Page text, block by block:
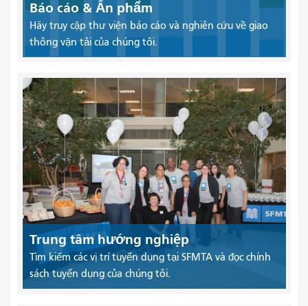
Báo cáo & Ấn phẩm
Hãy truy cập thư viện báo cáo và nghiên cứu về giao
thông vận tải của chúng tôi.
Trung tâm hướng nghiệp
Tìm kiếm các vị trí tuyển dụng tại SFMTA và đọc chính
sách tuyển dụng của chúng tôi.